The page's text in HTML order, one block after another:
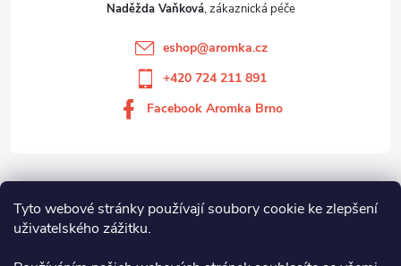
Tyto webové stránky používají soubory cookie ke zlepšení
uživatelského zážitku.
Vše o nákupu
Aromka Brno s.r.o
Naděžda Vaňková
eshop@aromka.cz
+420 724 211 891
Facebook Aromka Brno